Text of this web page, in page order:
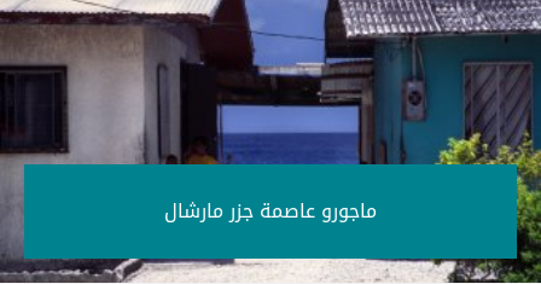
ماجورو عاصمة جزر مارشال‎